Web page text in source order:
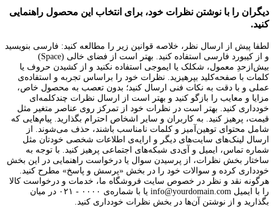
دیگران را با نوشتن نظرات خود، برای انتخاب این محصول راهنمایی
کنید.
لطفا پیش از ارسال نظر، خلاصه قوانین زیر را مطالعه کنید: فارسی بنویسید
و از کیبورد فارسی استفاده کنید. بهتر است از فضای خالی (Space)
بیش‌از‌حدِ معمول، شکلک یا ایموجی استفاده نکنید و از کشیدن حروف یا
کلمات با صفحه‌کلید بپرهیزید. نظرات خود را براساس تجربه و استفاده‌ی
عملی و با دقت به نکات فنی ارسال کنید؛ بدون تعصب به محصول خاص،
مزایا و معایب را بازگو کنید و بهتر است از ارسال نظرات چندکلمه‌‌ای
خودداری کنید. بهتر است در نظرات خود از تمرکز روی عناصر متغیر مثل
قیمت، پرهیز کنید. به کاربران و سایر اشخاص احترام بگذارید. پیام‌هایی که
شامل محتوای توهین‌آمیز و کلمات نامناسب باشند، حذف می‌شوند. از
ارسال لینک‌های سایت‌های دیگر و ارایه‌ی اطلاعات شخصی خودتان مثل
شماره تماس، ایمیل و آی‌دی شبکه‌های اجتماعی پرهیز کنید. با توجه به
ساختار بخش نظرات، از پرسیدن سوال یا درخواست راهنمایی در این بخش
خودداری کرده و سوالات خود را در بخش «پرسش و پاسخ» مطرح کنید.
هرگونه نقد و نظر در خصوص سایت فروشگاه ما، خدمات و درخواست کالا
را با ایمیل info@yourdomain.com یا با شماره‌ی ۰۰۰۰ - ۰۲۱ در میان
بگذارید و از نوشتن آن‌ها در بخش نظرات خودداری کنید.